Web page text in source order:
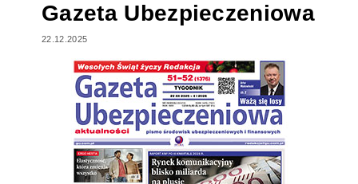
Gazeta Ubezpieczeniowa
22.12.2025